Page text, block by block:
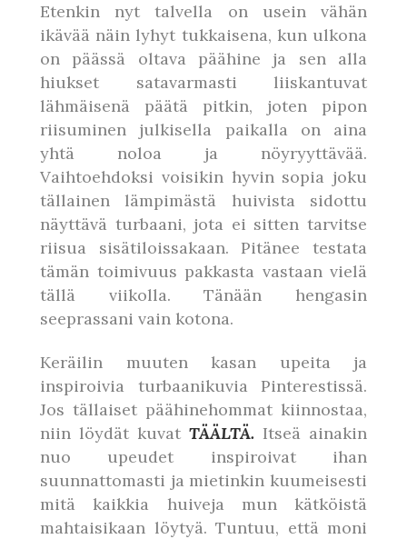
Etenkin nyt talvella on usein vähän
ikävää näin lyhyt tukkaisena, kun ulkona
on päässä oltava päähine ja sen alla
hiukset satavarmasti liiskantuvat
lähmäisenä päätä pitkin, joten pipon
riisuminen julkisella paikalla on aina
yhtä noloa ja nöyryyttävää.
Vaihtoehdoksi voisikin hyvin sopia joku
tällainen lämpimästä huivista sidottu
näyttävä turbaani, jota ei sitten tarvitse
riisua sisätiloissakaan. Pitänee testata
tämän toimivuus pakkasta vastaan vielä
tällä viikolla. Tänään hengasin
seeprassani vain kotona.
Keräilin muuten kasan upeita ja
inspiroivia turbaanikuvia Pinterestissä.
Jos tällaiset päähinehommat kiinnostaa,
niin löydät kuvat TÄÄLTÄ. Itseä ainakin
nuo upeudet inspiroivat ihan
suunnattomasti ja mietinkin kuumeisesti
mitä kaikkia huiveja mun kätköistä
mahtaisikaan löytyä. Tuntuu, että moni